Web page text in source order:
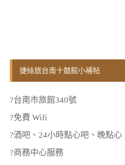
捷絲旅台南十鼓館小補帖
?台南市旅館340號
?免費 Wifi
?酒吧、24小時點心吧、晚點心
?商務中心服務